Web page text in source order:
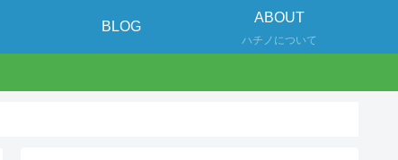
BLOG
ABOUT
ハチノについて